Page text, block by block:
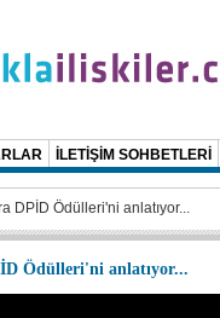
İLETİŞİM SOHBETLERİ
DPİD Ödülleri'ni anlatıyor...
Ödülleri'ni anlatıyor...